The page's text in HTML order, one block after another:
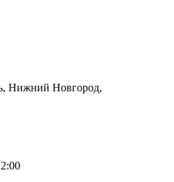
Нижний Новгород,